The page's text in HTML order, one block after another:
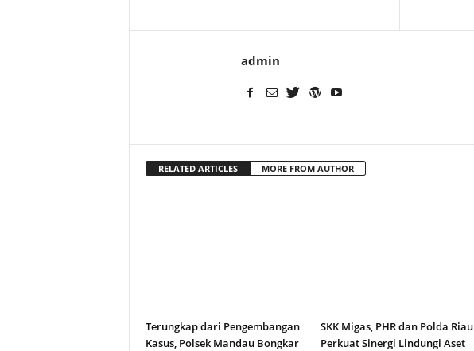
admin
RELATED ARTICLES MORE FROM AUTHOR
Terungkap dari Pengembangan
Kasus, Polsek Mandau Bongkar
SKK Migas, PHR dan Polda Riau
Perkuat Sinergi Lindungi Aset